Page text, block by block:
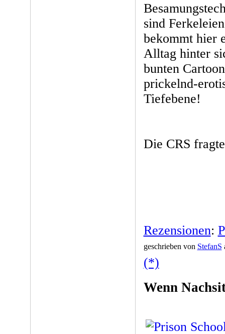
sind
bekommt hier
Alltag hinter
bunten
prickelnd-
Tiefebene!
Die CRS
Rezensionen:
geschrieben von StefanS
(*)
Wenn